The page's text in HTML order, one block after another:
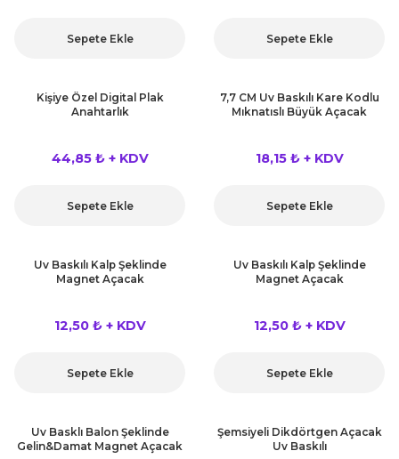
Sepete Ekle Sepete Ekle
Kişiye Özel Digital Plak
Anahtarlık
44,85 ₺ + KDV
Sepete Ekle
7,7 CM Uv Baskılı Kare Kodlu
Mıknatıslı Büyük Açacak
18,15 ₺ + KDV
Sepete Ekle
Uv Baskılı Kalp Şeklinde
Magnet Açacak
12,50 ₺ + KDV
Sepete Ekle
Uv Baskılı Kalp Şeklinde
Magnet Açacak
12,50 ₺ + KDV
Sepete Ekle
Uv Basklı Balon Şeklinde
Gelin&Damat Magnet Açacak
Şemsiyeli Dikdörtgen Açacak
Uv Baskılı